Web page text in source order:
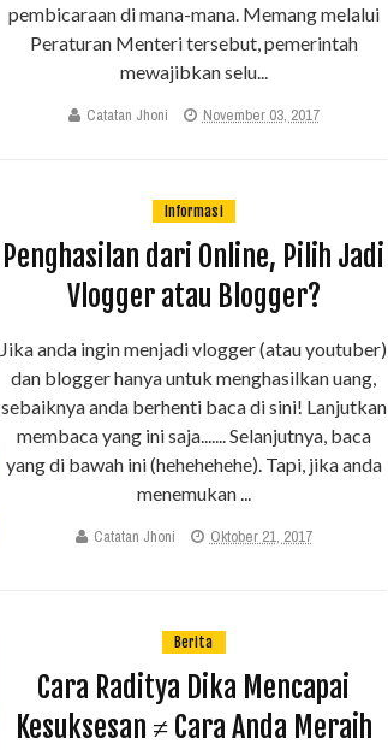
pembicaraan di mana-mana. Memang melalui
Peraturan Menteri tersebut, pemerintah
mewajibkan selu...
Catatan Jhoni November 03, 2017
Informasi
Penghasilan dari Online, Pilih Jadi
Vlogger atau Blogger?
Jika anda ingin menjadi vlogger (atau youtuber)
dan blogger hanya untuk menghasilkan uang,
sebaiknya anda berhenti baca di sini! Lanjutkan
membaca yang ini saja....... Selanjutnya, baca
yang di bawah ini (hehehehehe). Tapi, jika anda
menemukan ...
Catatan Jhoni Oktober 21, 2017
Berita
Cara Raditya Dika Mencapai
Kesuksesan ≠ Cara Anda Meraih